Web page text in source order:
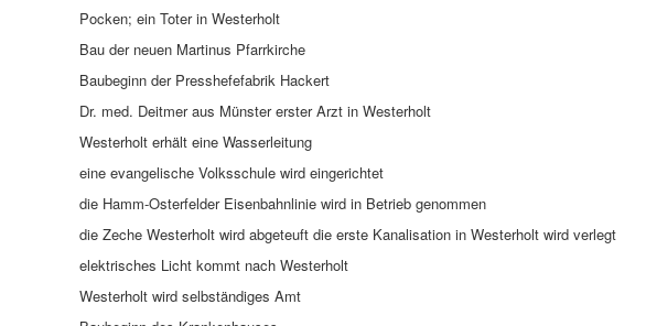
Pocken; ein Toter in Westerholt
Bau der neuen Martinus Pfarrkirche
Baubeginn der Presshefefabrik Hackert
Dr. med. Deitmer aus Münster erster Arzt in Westerholt
Westerholt erhält eine Wasserleitung
eine evangelische Volksschule wird eingerichtet
die Hamm-Osterfelder Eisenbahnlinie wird in Betrieb genommen
die Zeche Westerholt wird abgeteuft die erste Kanalisation in Westerholt wird verlegt
elektrisches Licht kommt nach Westerholt
Westerholt wird selbständiges Amt